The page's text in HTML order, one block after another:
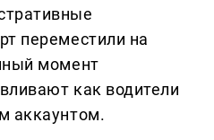
переместили на
момент
как водители
аккаунтом.